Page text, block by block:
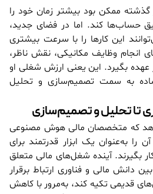
ممکن بود بیشتر زمان خود را
حساب‌ها کند. اما در فضای جدید،
این کارها را با سرعت بیشتری
انجام وظایف مکانیکی، نقش ناظر،
عهده بگیرد. این یعنی ارزش شغلی او
ساده به سمت تصمیم‌سازی و تحلیل
تا تحلیل و تصمیم‌سازی
که متخصصان مالی هوش مصنوعی
را به‌عنوان یک ابزار قدرتمند برای
بگیرند. آینده شغل‌های مالی متعلق
دانش مالی و فناوری ارتباط برقرار
قدیمی تکیه کند، به‌مرور با کاهش